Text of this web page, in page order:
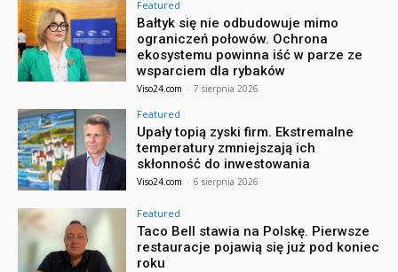
Featured
Bałtyk się nie odbudowuje mimo
ograniczeń połowów. Ochrona
ekosystemu powinna iść w parze ze
wsparciem dla rybaków
Viso24.com - 7 sierpnia 2026
Featured
Upały topią zyski firm. Ekstremalne
temperatury zmniejszają ich
skłonność do inwestowania
Viso24.com - 6 sierpnia 2026
Featured
Taco Bell stawia na Polskę. Pierwsze
restauracje pojawią się już pod koniec
roku